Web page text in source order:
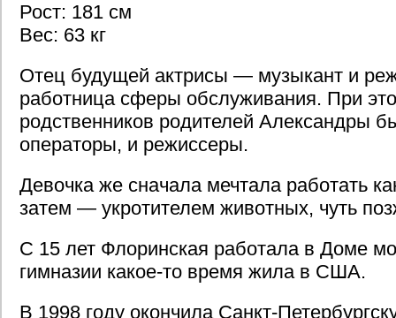
Рост: 181 см
Вес: 63 кг
Отец будущей актрисы — музыкант и
работница сферы обслуживания. При
родственников родителей Александры
операторы, и режиссеры.
Девочка же сначала мечтала работать
затем — укротителем животных, чуть
С 15 лет Флоринская работала в Доме
гимназии какое-то время жила в США.
В 1998 году окончила Санкт-